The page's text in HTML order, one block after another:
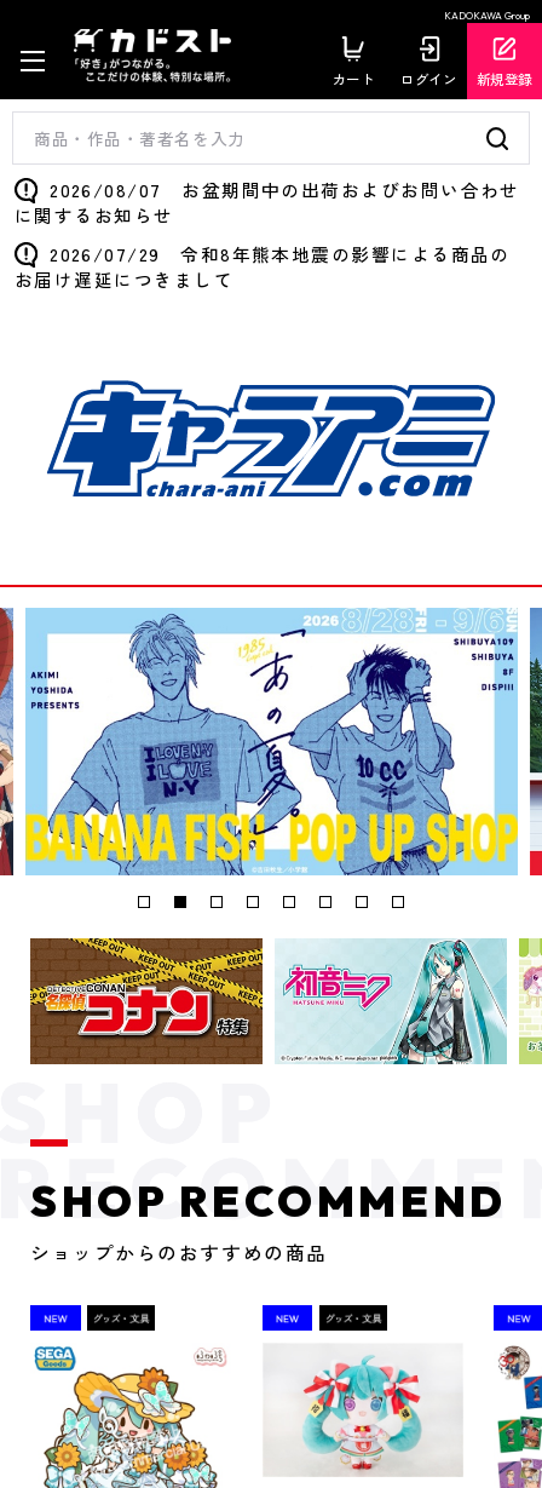
KADOKAWA Group
カート ログイン 新規登録
2026/08/07 お盆期間中の出荷およびお問い合わせ
に関するお知らせ
2026/07/29 令和8年熊本地震の影響による商品の
お届け遅延につきまして
SHOP RECOMMEND
ショップからのおすすめの商品